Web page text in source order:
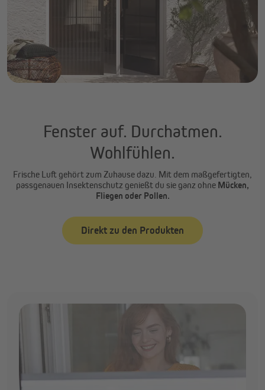
Fenster auf. Durchatmen.
Wohlfühlen.
Frische Luft gehört zum Zuhause dazu. Mit dem maßgefertigten,
passgenauen Insektenschutz genießt du sie ganz ohne Mücken,
Fliegen oder Pollen.
Direkt zu den Produkten